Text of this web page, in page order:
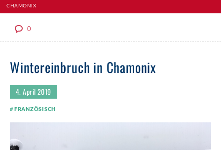
CHAMONIX
0
Wintereinbruch in Chamonix
4. April 2019
FRANZÖSISCH